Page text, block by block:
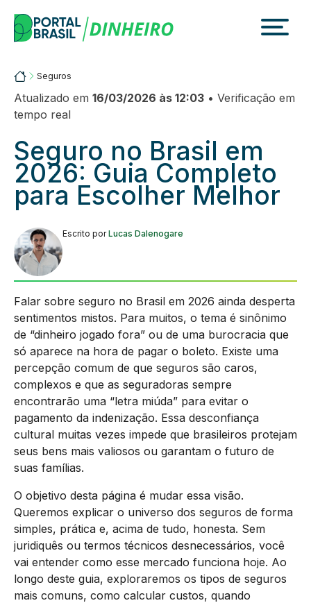
content
Portalbrasil
Seguros
Atualizado em 16/03/2026 às 12:03 • Verificação em
tempo real
Seguro no Brasil em
2026: Guia Completo
para Escolher Melhor
Escrito porLucas Dalenogare
Falar sobre seguro no Brasil em 2026 ainda desperta
sentimentos mistos. Para muitos, o tema é sinônimo
de “dinheiro jogado fora” ou de uma burocracia que
só aparece na hora de pagar o boleto. Existe uma
percepção comum de que seguros são caros,
complexos e que as seguradoras sempre
encontrarão uma “letra miúda” para evitar o
pagamento da indenização. Essa desconfiança
cultural muitas vezes impede que brasileiros protejam
seus bens mais valiosos ou garantam o futuro de
suas famílias.
O objetivo desta página é mudar essa visão.
Queremos explicar o universo dos seguros de forma
simples, prática e, acima de tudo, honesta. Sem
juridiquês ou termos técnicos desnecessários, você
vai entender como esse mercado funciona hoje. Ao
longo deste guia, exploraremos os tipos de seguros
mais comuns, como calcular custos, quando